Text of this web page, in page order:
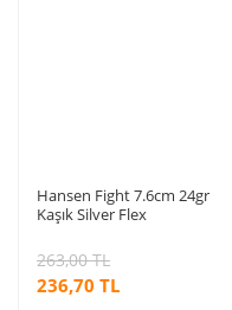
Hansen Fight 7.6cm 24gr
Kaşık Silver Flex
236,70 TL
263,00 TL